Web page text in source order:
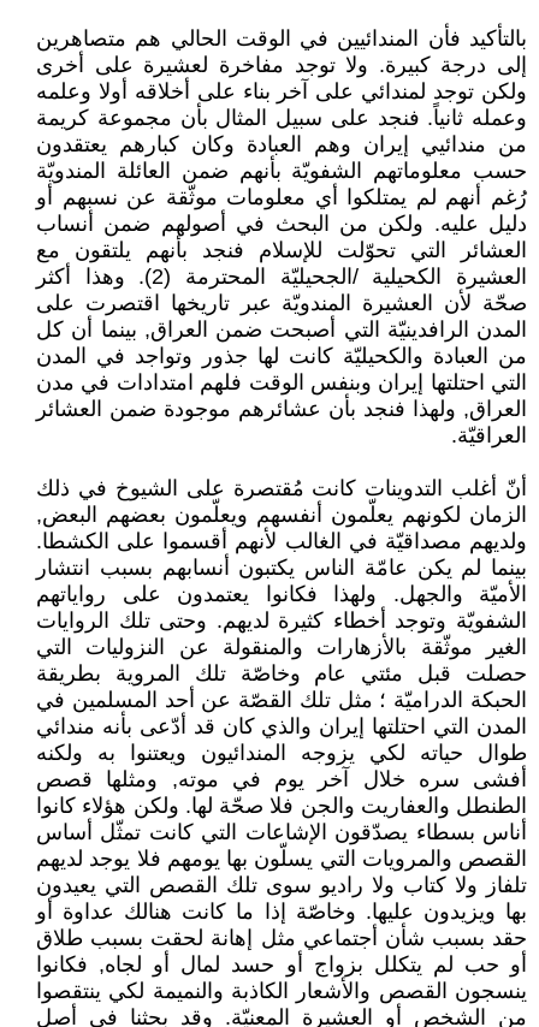
بالتأكيد فأن المندائيين في الوقت الحالي هم متصاهرين
إلى درجة كبيرة. ولا توجد مفاخرة لعشيرة على أخرى
ولكن توجد لمندائي على آخر بناء على أخلاقه أولا وعلمه
وعمله ثانياً. فنجد على سبيل المثال بأن مجموعة كريمة
من مندائيي إيران وهم العبادة وكان كبارهم يعتقدون
حسب معلوماتهم الشفويّة بأنهم ضمن العائلة المندويّة
رُغم أنهم لم يمتلكوا أي معلومات موثّقة عن نسبهم أو
دليل عليه. ولكن من البحث في أصولهم ضمن أنساب
العشائر التي تحوّلت للإسلام فنجد بأنهم يلتقون مع
العشيرة الكحيلية /الجحيليّة المحترمة (2). وهذا أكثر
صحّة لأن العشيرة المندويّة عبر تاريخها اقتصرت على
المدن الرافدينيّة التي أصبحت ضمن العراق, بينما أن كل
من العبادة والكحيليّة كانت لها جذور وتواجد في المدن
التي احتلتها إيران وبنفس الوقت فلهم امتدادات في مدن
العراق, ولهذا فنجد بأن عشائرهم موجودة ضمن العشائر
العراقيّة.
أنّ أغلب التدوينات كانت مُقتصرة على الشيوخ في ذلك
الزمان لكونهم يعلّمون أنفسهم ويعلّمون بعضهم البعض,
ولديهم مصداقيّة في الغالب لأنهم أقسموا على الكشطا.
بينما لم يكن عامّة الناس يكتبون أنسابهم بسبب انتشار
الأميّة والجهل. ولهذا فكانوا يعتمدون على رواياتهم
الشفويّة وتوجد أخطاء كثيرة لديهم. وحتى تلك الروايات
الغير موثّقة بالأزهارات والمنقولة عن النزوليات التي
حصلت قبل مئتي عام وخاصّة تلك المروية بطريقة
الحبكة الدراميّة ؛ مثل تلك القصّة عن أحد المسلمين في
المدن التي احتلتها إيران والذي كان قد أدّعى بأنه مندائي
طوال حياته لكي يزوجه المندائيون ويعتنوا به ولكنه
أفشى سره خلال آخر يوم في موته, ومثلها قصص
الطنطل والعفاريت والجن فلا صحّة لها. ولكن هؤلاء كانوا
أناس بسطاء يصدّقون الإشاعات التي كانت تمثّل أساس
القصص والمرويات التي يسلّون بها يومهم فلا يوجد لديهم
تلفاز ولا كتاب ولا راديو سوى تلك القصص التي يعيدون
بها ويزيدون عليها. وخاصّة إذا ما كانت هنالك عداوة أو
حقد بسبب شأن أجتماعي مثل إهانة لحقت بسبب طلاق
أو حب لم يتكلل بزواج أو حسد لمال أو لجاه, فكانوا
ينسجون القصص والأشعار الكاذبة والنميمة لكي ينتقصوا
من الشخص أو العشيرة المعنيّة. وقد بحثنا في أصل